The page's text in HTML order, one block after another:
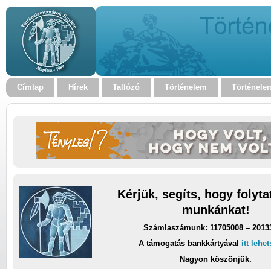
Címlap Hírek Tallózó Történelem
Kérjük, segíts, hogy
munkánkat!
Számlaszámunk: 11705008 –
A támogatás bankkártyával itt
Nagyon köszönjük.